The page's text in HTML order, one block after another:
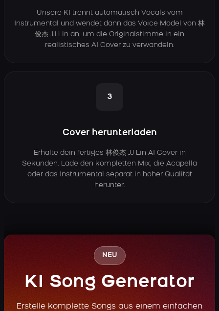
Unsere KI trennt automatisch Vocals vom
Instrumental und wendet dann das Voice Model von 林
俊杰 JJ Lin an, um die Originalstimme in ein
realistisches AI Cover zu verwandeln.
3
Cover herunterladen
Erhalte dein fertiges 林俊杰 JJ Lin AI Cover in
Sekunden. Lade den kompletten Mix, die Acapella
oder das Instrumental separat in hoher Qualität
herunter.
NEU
KI Song Generator
Erstelle komplette Songs aus einem einfachen